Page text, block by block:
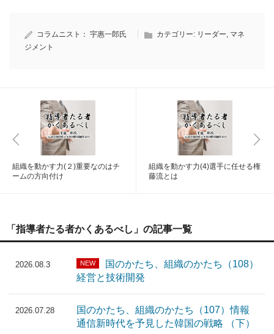
コラムニスト： 宇惠一郎氏 カテゴリー: リーダー, マネ
ジメント
組織を動かす力(２)重要なのはチ
ームの方向付け
組織を動かす力(4)選手に任せる権
藤流とは
「指導者たる者かくあるべし」の記事一覧
2026.08.3 NEW
国のかたち、組織のかたち（108）
経営と技術開発
2026.07.28
国のかたち、組織のかたち（107）情報
通信新時代を予見した韓国の戦略 （下）